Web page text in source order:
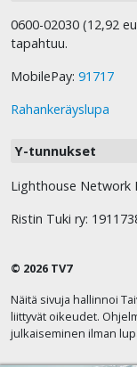
0600-02030 (12,92
tapahtuu.
MobilePay: 91717
Rahankeräyslupa
Y-tunnukset
Lighthouse Network
Ristin Tuki ry:
© 2026 TV7
Näitä sivuja hallinnoi
liittyvät oikeudet.
julkaiseminen ilman